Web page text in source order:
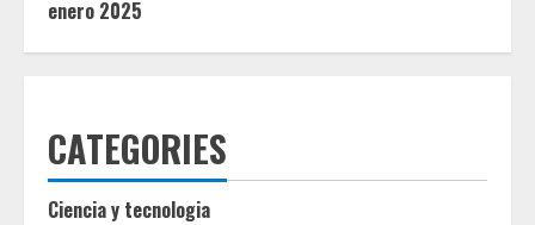
enero 2025
CATEGORIES
Ciencia y tecnologia